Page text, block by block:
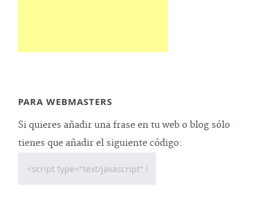
PARA WEBMASTERS
Si quieres añadir una frase en tu web o blog sólo
tienes que añadir el siguiente código: